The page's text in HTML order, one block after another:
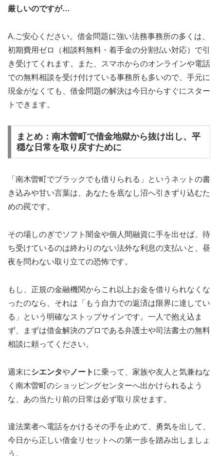
厳しいのですが…
A.ご安心ください。借金問題に強い法務事務所の多くは、
初期費用ゼロ（相談料無料・着手金の分割払い対応）で引
き受けてくれます。また、スマホからのオンラインや電話
での無料相談を受け付けている事務所も多いので、手元に
現金がなくても、借金問題の解決は今日からすぐにスター
トできます。
まとめ：南木曽町で借金地獄から抜け出し、平
穏な日常を取り戻すために
「南木曽町でブラックでも借りられる」というネットの書
き込みや甘い言葉は、あなたを底なし沼へ引きずり込むた
めの罠です。
その場しのぎでソフト闇金や個人間融資に手を出せば、待
ち受けているのは終わりのない法外な利息の支払いと、昼
夜を問わない取り立ての恐怖です。
もし、正規の金融機関からこれ以上お金を借りられなくな
ったのなら、それは「もう自力での返済は限界に達してい
る」という明確なストップサインです。一人で抱え込ま
ず、まずは借金解決のプロである弁護士や司法書士の無料
相談に頼ってください。
週末にシエンタや ノート に乗って、家族や友人と気兼ねな
く南木曽町のショッピングセンターへ出かけられるよう
な、あの当たり前の日常は必ず取り戻せます。
違法業者へ電話をかけるその手を止めて、勇気を出して、
今日から正しい借金リセットへの第一歩を踏み出しましょ
う。